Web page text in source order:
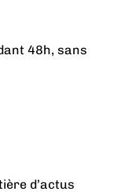
48h, sans
d’actus